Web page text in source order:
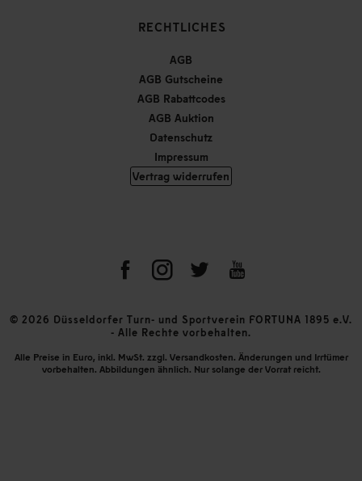
RECHTLICHES
AGB
AGB Gutscheine
AGB Rabattcodes
AGB Auktion
Datenschutz
Impressum
Vertrag widerrufen
© 2026 Düsseldorfer Turn- und Sportverein FORTUNA 1895 e.V.
- Alle Rechte vorbehalten.
Alle Preise in Euro, inkl. MwSt. zzgl. Versandkosten. Änderungen und Irrtümer
vorbehalten. Abbildungen ähnlich. Nur solange der Vorrat reicht.